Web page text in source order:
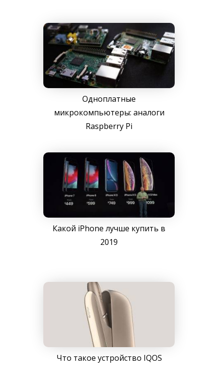
Одноплатные
микрокомпьютеры: аналоги
Raspberry Pi
Какой iPhone лучше купить в
2019
Что такое устройство IQOS